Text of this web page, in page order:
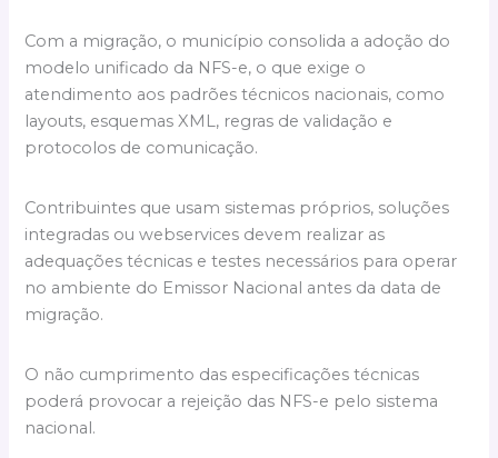
Com a migração, o município consolida a adoção do
modelo unificado da NFS-e, o que exige o
atendimento aos padrões técnicos nacionais, como
layouts, esquemas XML, regras de validação e
protocolos de comunicação.
Contribuintes que usam sistemas próprios, soluções
integradas ou webservices devem realizar as
adequações técnicas e testes necessários para operar
no ambiente do Emissor Nacional antes da data de
migração.
O não cumprimento das especificações técnicas
poderá provocar a rejeição das NFS-e pelo sistema
nacional.